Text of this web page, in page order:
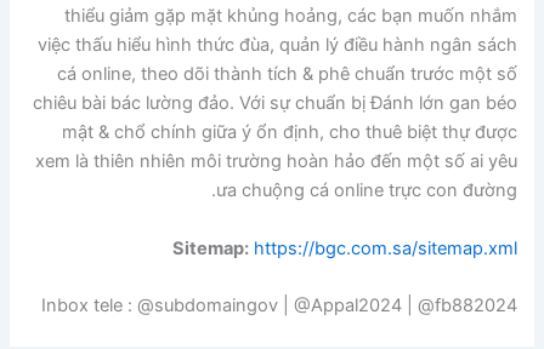
thiểu giảm gặp mặt khủng hoảng, các bạn muốn nhắm
việc thấu hiểu hình thức đùa, quản lý điều hành ngân sách
cá online, theo dõi thành tích & phê chuẩn trước một số
chiêu bài bác lường đảo. Với sự chuẩn bị Đánh lớn gan béo
mật & chổ chính giữa ý ổn định, cho thuê biệt thự được
xem là thiên nhiên môi trường hoàn hảo đến một số ai yêu
ưa chuộng cá online trực con đường.
Sitemap: https://bgc.com.sa/sitemap.xml
Inbox tele : @subdomaingov | @Appal2024 | @fb882024